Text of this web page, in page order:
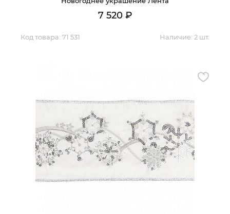
7 520 ₽
Код товара: 71 531 Наличие: 2 шт.